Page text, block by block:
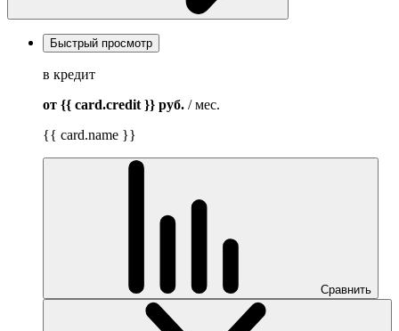
Быстрый просмотр
в кредит
от {{ card.credit }} руб. / мес.
{{ card.name }}
Сравнить